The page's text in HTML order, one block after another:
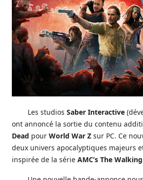
Les studios Saber Interactive
ont annoncé la sortie du contenu
Dead pour World War Z sur PC. Ce
deux univers apocalyptiques majeurs
inspirée de la série AMC’s The